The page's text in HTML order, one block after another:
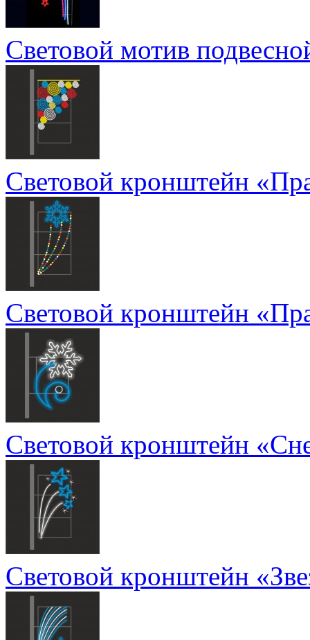
Световой мотив
Световой кронштейн
Световой кронштейн
Световой кронштейн
Световой кронштейн